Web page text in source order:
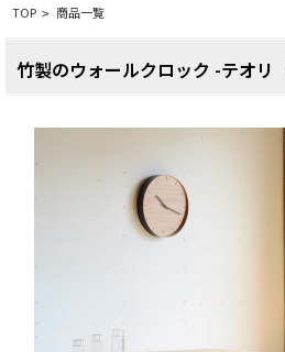
TOP > 商品一覧
竹製のウォールクロック -テオリ